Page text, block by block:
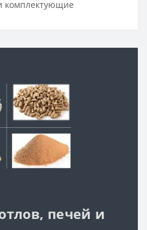
комплектующие
печей и